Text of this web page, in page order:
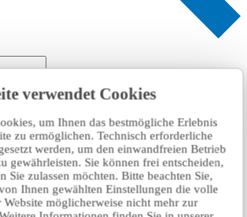
verwendet Cookies
um Ihnen das bestmögliche Erlebnis
zu ermöglichen. Technisch erforderliche
werden, um den einwandfreien Betrieb
gewährleisten. Sie können frei entscheiden,
Sie zulassen möchten. Bitte beachten Sie,
Ihnen gewählten Einstellungen die volle
möglicherweise nicht mehr zur